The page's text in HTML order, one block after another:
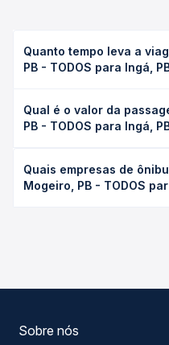
Quanto tempo leva a
PB - TODOS para Ingá,
PB leva em média 0
viação, o tipo de serviço
exata de cada opção na
Qual é o valor da
PB - TODOS para Ingá,
TODOS para Ingá, PB
varia conforme a data da
Quais empresas de
Mogeiro, PB - TODOS
Sobre nós